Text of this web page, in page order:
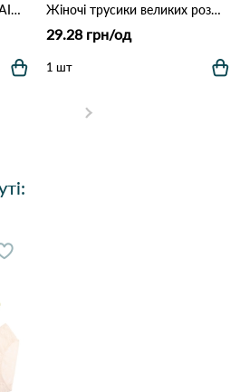
Ажурні жіночі труси WILLAIRA 8022 5б Різні кольори Жіночі трусики великих розмірів MAD01 (4XL–7XL) 7F Різні кольори
29.28 грн/од
1 шт